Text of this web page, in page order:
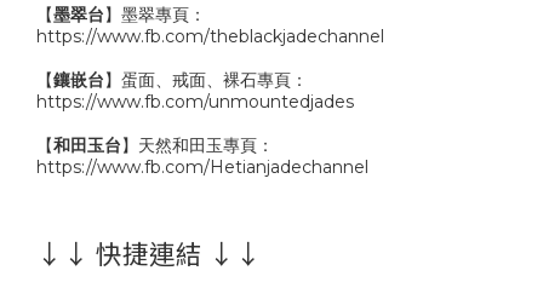
【墨翠台】墨翠專頁：
https://www.fb.com/theblackjadechannel
【鑲嵌台】蛋面、戒面、裸石專頁：
https://www.fb.com/unmountedjades
【和田玉台】天然和田玉專頁：
https://www.fb.com/Hetianjadechannel
↓↓ 快捷連結 ↓↓